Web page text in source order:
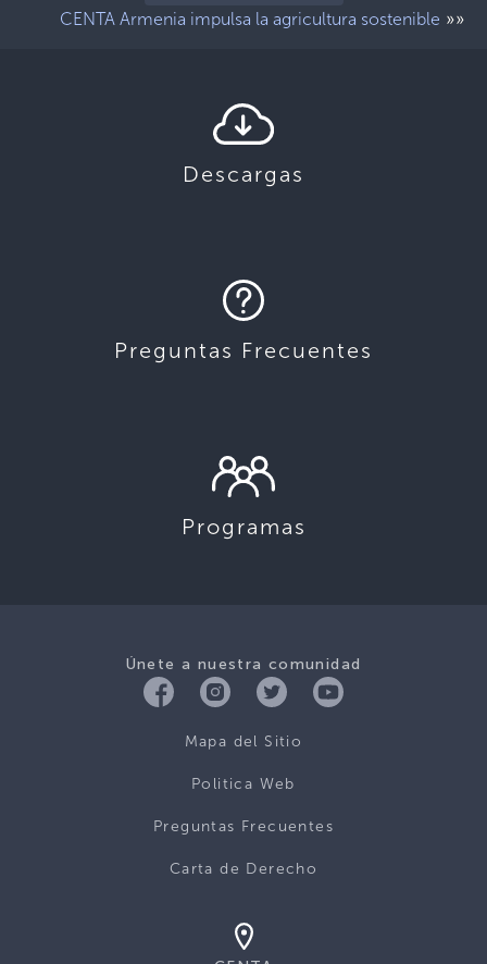
CENTA Armenia impulsa la agricultura sostenible »»
Descargas
Preguntas Frecuentes
Programas
Únete a nuestra comunidad
Mapa del Sitio
Politica Web
Preguntas Frecuentes
Carta de Derecho